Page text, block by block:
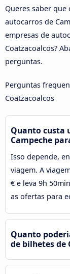
Queres saber que
autocarros de
empresas de
Coatzacoalcos?
perguntas.
Perguntas
Coatzacoalcos
Quanto custa
Campeche
Isso depende,
viagem. A
€ e leva 9h
as ofertas para
Quanto
de bilhetes de